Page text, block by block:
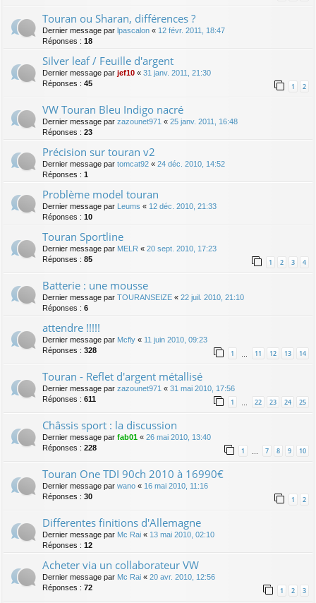
Touran ou Sharan, différences ?
Dernier message par lpascalon « 12 févr. 2011, 18:47
Réponses : 18
Silver leaf / Feuille d'argent
Dernier message par jef10 « 31 janv. 2011, 21:30
Réponses : 45 1 2
VW Touran Bleu Indigo nacré
Dernier message par zazounet971 « 25 janv. 2011, 16:48
Réponses : 23
Précision sur touran v2
Dernier message par tomcat92 « 24 déc. 2010, 14:52
Réponses : 1
Problème model touran
Dernier message par Leums « 12 déc. 2010, 21:33
Réponses : 10
Touran Sportline
Dernier message par MELR « 20 sept. 2010, 17:23
Réponses : 85 1 2 3 4
Batterie : une mousse
Dernier message par TOURANSEIZE « 22 juil. 2010, 21:10
Réponses : 6
attendre !!!!!
Dernier message par Mcfly « 11 juin 2010, 09:23
Réponses : 328 1 … 11 12 13 14
Touran - Reflet d'argent métallisé
Dernier message par zazounet971 « 31 mai 2010, 17:56
Réponses : 611 1 … 22 23 24 25
Châssis sport : la discussion
Dernier message par fab01 « 26 mai 2010, 13:40
Réponses : 228 1 … 7 8 9 10
Touran One TDI 90ch 2010 à 16990€
Dernier message par wano « 16 mai 2010, 11:16
Réponses : 30 1 2
Differentes finitions d'Allemagne
Dernier message par Mc Rai « 13 mai 2010, 02:10
Réponses : 12
Acheter via un collaborateur VW
Dernier message par Mc Rai « 20 avr. 2010, 12:56
Réponses : 72 1 2 3